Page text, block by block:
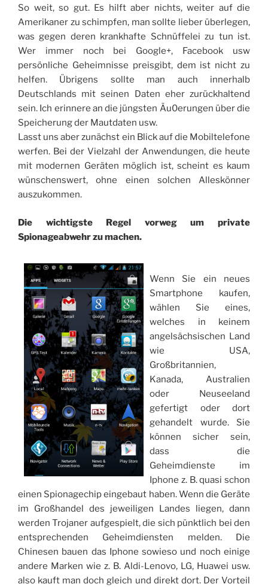
So weit, so gut. Es hilft aber nichts, weiter auf die
Amerikaner zu schimpfen, man sollte lieber überlegen,
was gegen deren krankhafte Schnüffelei zu tun ist.
Wer immer noch bei Google+, Facebook usw
persönliche Geheimnisse preisgibt, dem ist nicht zu
helfen. Übrigens sollte man auch innerhalb
Deutschlands mit seinen Daten eher zurückhaltend
sein. Ich erinnere an die jüngsten Äu0erungen über die
Speicherung der Mautdaten usw.
Lasst uns aber zunächst ein Blick auf die Mobiltelefone
werfen. Bei der Vielzahl der Anwendungen, die heute
mit modernen Geräten möglich ist, scheint es kaum
wünschenswert, ohne einen solchen Alleskönner
auszukommen.
Die wichtigste Regel vorweg um private
Spionageabwehr zu machen.
Wenn Sie ein neues
Smartphone kaufen,
wählen Sie eines,
welches in keinem
angelsächsischen Land
wie USA,
Großbritannien,
Kanada, Australien
oder Neuseeland
gefertigt oder dort
gehandelt wurde. Sie
können sicher sein,
dass die
Geheimdienste im
Iphone z. B. quasi schon
einen Spionagechip eingebaut haben. Wenn die Geräte
im Großhandel des jeweiligen Landes liegen, dann
werden Trojaner aufgespielt, die sich pünktlich bei den
entsprechenden Geheimdiensten melden. Die
Chinesen bauen das Iphone sowieso und noch einige
andere Marken wie z. B. Aldi-Lenovo, LG, Huawei usw.
also kauft man doch gleich und direkt dort. Der Vorteil